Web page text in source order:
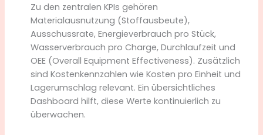
Zu den zentralen KPIs gehören
Materialausnutzung (Stoffausbeute),
Ausschussrate, Energieverbrauch pro Stück,
Wasserverbrauch pro Charge, Durchlaufzeit und
OEE (Overall Equipment Effectiveness). Zusätzlich
sind Kostenkennzahlen wie Kosten pro Einheit und
Lagerumschlag relevant. Ein übersichtliches
Dashboard hilft, diese Werte kontinuierlich zu
überwachen.